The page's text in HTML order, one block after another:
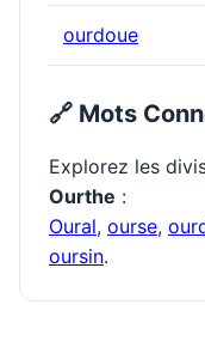
ourdoue
🔗 Mots
Explorez les
Ourthe :
Oural, ourse,
oursin.